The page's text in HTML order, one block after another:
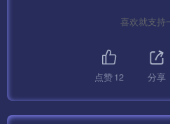
喜欢就支持
点赞12 分享